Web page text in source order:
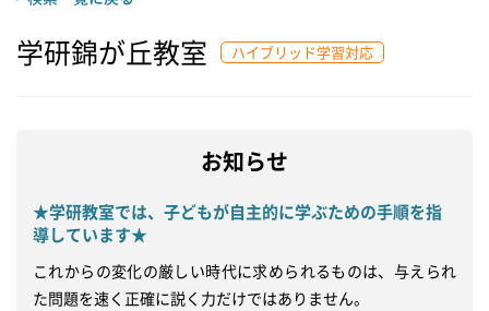
学研錦が丘教室 ハイブリッド学習対応
お知らせ
★学研教室では、子どもが自主的に学ぶための手順を指
導しています★
これからの変化の厳しい時代に求められるものは、与えられ
た問題を速く正確に説く力だけではありません。